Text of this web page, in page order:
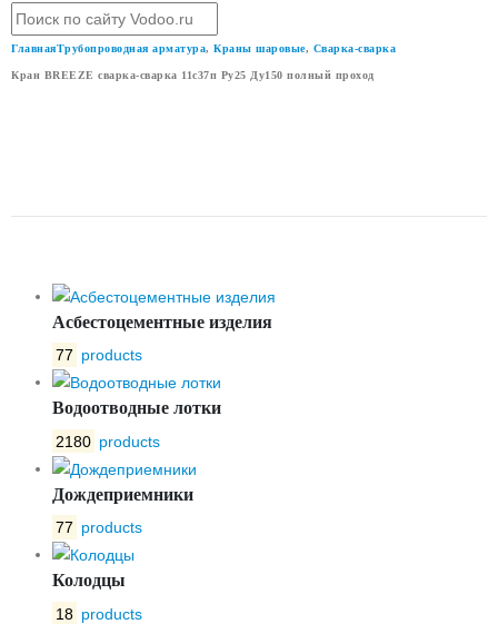
ГлавнаяТрубопроводная арматура, Краны шаровые, Сварка-сварка
Кран BREEZE сварка-сварка 11с37п Ру25 Ду150 полный проход
Асбестоцементные изделия
77 products
Водоотводные лотки
2180 products
Дождеприемники
77 products
Колодцы
18 products